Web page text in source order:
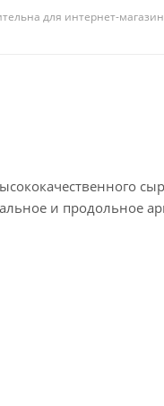
для интернет-
и